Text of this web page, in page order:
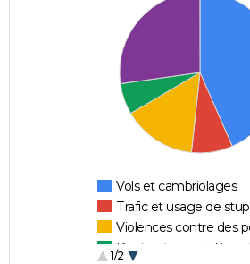
Vols et cambriolages
Trafic et usage de
Violences contre des
Destructions et
1/2